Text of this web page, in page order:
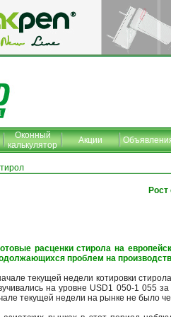
Оконный
калькулятор
Акции
расценки стирола на
проблем на
текущей недели котировки
на уровне USD1 050-1 055
текущей недели на рынке не было